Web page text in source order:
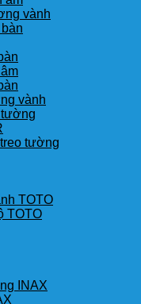
vành
vành
tường
TOTO
TOTO
INAX